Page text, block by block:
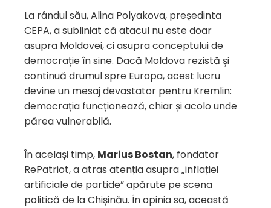
La rândul său, Alina Polyakova, președinta
CEPA, a subliniat că atacul nu este doar
asupra Moldovei, ci asupra conceptului de
democrație în sine. Dacă Moldova rezistă și
continuă drumul spre Europa, acest lucru
devine un mesaj devastator pentru Kremlin:
democrația funcționează, chiar și acolo unde
părea vulnerabilă.
În același timp, Marius Bostan, fondator
RePatriot, a atras atenția asupra „inflației
artificiale de partide” apărute pe scena
politică de la Chișinău. În opinia sa, această